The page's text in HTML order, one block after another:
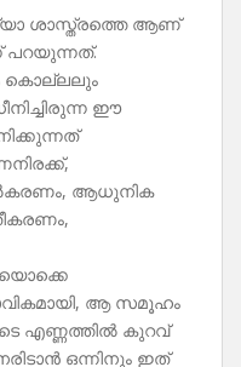
ശാസ്ത്രത്തെ ആണ്
പറയുന്നത്.
കൊല്ലലും
ഈ
ആധുനിക
ആ സമൂഹം
എണ്ണത്തിൽ കുറവ്
ഒന്നിനും ഇത്